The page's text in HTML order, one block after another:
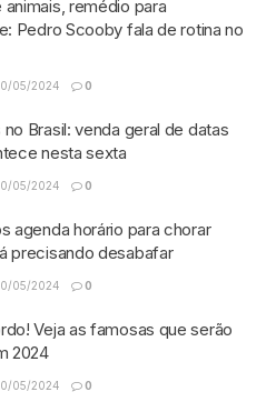
remédio para
Pedro Scooby fala de rotina no
05/2024 0
no Brasil: venda geral de datas
nesta sexta
05/2024 0
agenda horário para chorar
precisando desabafar
05/2024 0
Veja as famosas que serão
2024
05/2024 0